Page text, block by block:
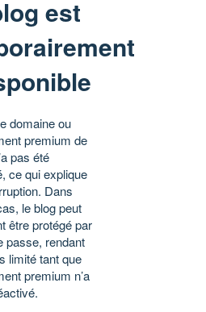
est
domaine ou
premium de
pas été
ce qui explique
Dans
le blog peut
être protégé par
passe, rendant
limité tant que
premium n’a